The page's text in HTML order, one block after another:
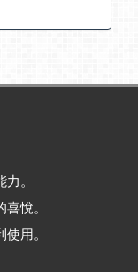
。
悅。
用。